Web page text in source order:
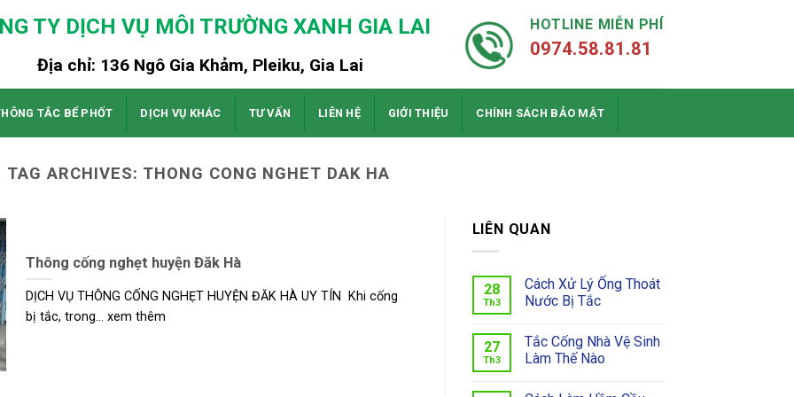
TY DỊCH VỤ MÔI TRƯỜNG XANH GIA LAI
Địa chỉ: 136 Ngô Gia Khảm, Pleiku, Gia Lai
HOTLINE MIỄN PHÍ
0974.58.81.81
TẮC BỂ PHỐT DỊCH VỤ KHÁC TƯ VẤN LIÊN HỆ GIỚI THIỆU CHÍNH SÁCH BẢO MẬT
TAG ARCHIVES: THONG CONG NGHET DAK HA
Thông cống nghẹt huyện Đăk Hà
DỊCH VỤ THÔNG CỐNG NGHẸT HUYỆN ĐĂK HÀ UY TÍN Khi cống
bị tắc, trong... xem thêm
LIÊN QUAN
28
Th3
Cách Xử Lý Ống Thoát
Nước Bị Tắc
27
Th3
Tắc Cống Nhà Vệ Sinh
Làm Thế Nào